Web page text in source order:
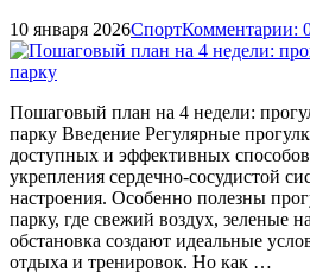
10 января 2026СпортКомментарии:
Пошаговый план на 4 недели:
парку Введение Регулярные
доступных и эффективных
укрепления сердечно-сосудистой
настроения. Особенно полезны
парку, где свежий воздух, зеленые
обстановка создают идеальные
отдыха и тренировок. Но как …